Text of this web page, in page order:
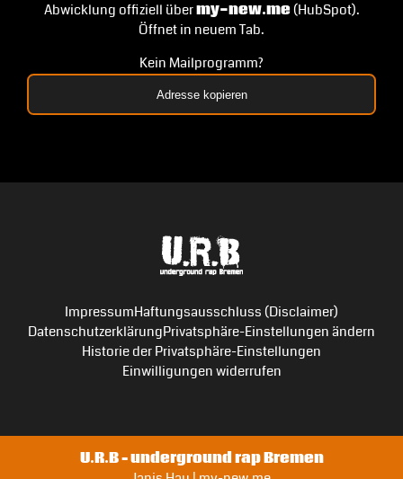
Abwicklung offiziell übermy-new.me(HubSpot).
Öffnet in neuem Tab.
Kein Mailprogramm?
Adresse kopieren
ImpressumHaftungsausschluss (Disclaimer)
DatenschutzerklärungPrivatsphäre-Einstellungen ändern
Historie der Privatsphäre-Einstellungen
Einwilligungen widerrufen
U.R.B – underground rap Bremen